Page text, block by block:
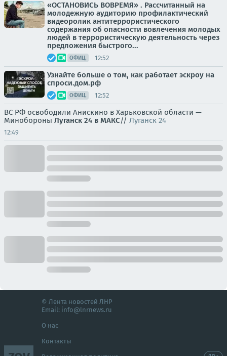
«ОСТАНОВИСЬ ВОВРЕМЯ» . Рассчитанный на
молодежную аудиторию профилактический
видеоролик антитеррористического
содержания об опасности вовлечения молодых
людей в террористическую деятельность через
предложения быстрого...
ОФИЦ. 12:52
Узнайте больше о том, как работает эскроу на
спроси.дом.рф
ОФИЦ. 12:52
ВС РФ освободили Анискино в Харьковской области —
Минобороны Луганск 24 в МАКС// Луганск 24
12:49
© Лента новостей ЛНР
Email: info@lnrnews.ru
О нас
Контакты